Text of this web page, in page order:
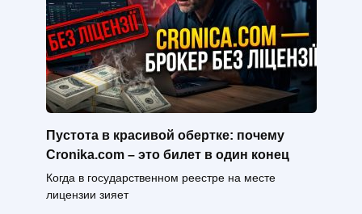
Пустота в красивой обертке: почему
Cronika.com – это билет в один конец
Когда в государственном реестре на месте
лицензии зияет